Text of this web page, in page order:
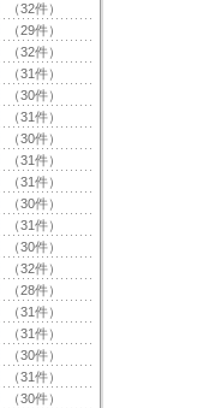
（32件）
（29件）
（32件）
（31件）
（30件）
（31件）
（30件）
（31件）
（31件）
（30件）
（31件）
（30件）
（32件）
（28件）
（31件）
（31件）
（30件）
（31件）
（30件）